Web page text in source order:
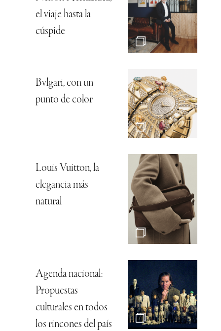
el viaje hasta la
cúspide
Bvlgari, con un
punto de color
Louis Vuitton, la
elegancia más
natural
Agenda nacional:
Propuestas
culturales en todos
los rincones del país